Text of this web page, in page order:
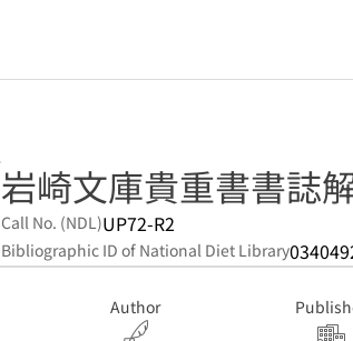
岩崎文庫貴重書書誌
Call No. (NDL)UP72-R2
Bibliographic ID of National Diet Library
Author